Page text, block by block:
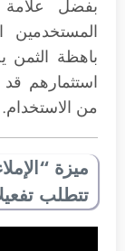
بفضل علامة
المستخدمين
باهظة
استثمارهم
من الاستخدام.
تتطلب